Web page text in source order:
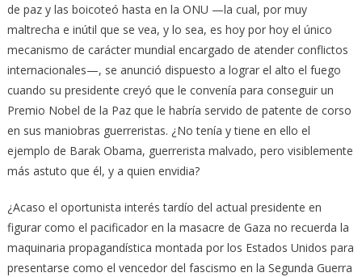
de paz y las boicoteó hasta en la ONU —la cual, por muy
maltrecha e inútil que se vea, y lo sea, es hoy por hoy el único
mecanismo de carácter mundial encargado de atender conflictos
internacionales—, se anunció dispuesto a lograr el alto el fuego
cuando su presidente creyó que le convenía para conseguir un
Premio Nobel de la Paz que le habría servido de patente de corso
en sus maniobras guerreristas. ¿No tenía y tiene en ello el
ejemplo de Barak Obama, guerrerista malvado, pero visiblemente
más astuto que él, y a quien envidia?
¿Acaso el oportunista interés tardío del actual presidente en
figurar como el pacificador en la masacre de Gaza no recuerda la
maquinaria propagandística montada por los Estados Unidos para
presentarse como el vencedor del fascismo en la Segunda Guerra